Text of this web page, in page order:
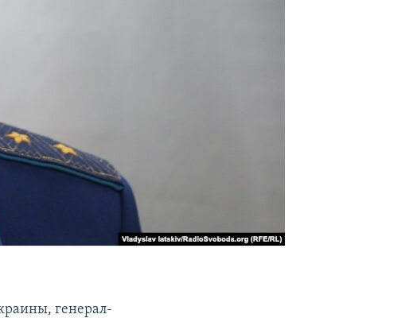
генерал-